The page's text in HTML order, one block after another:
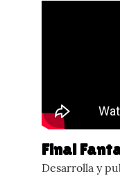
Final
Desarrolla y